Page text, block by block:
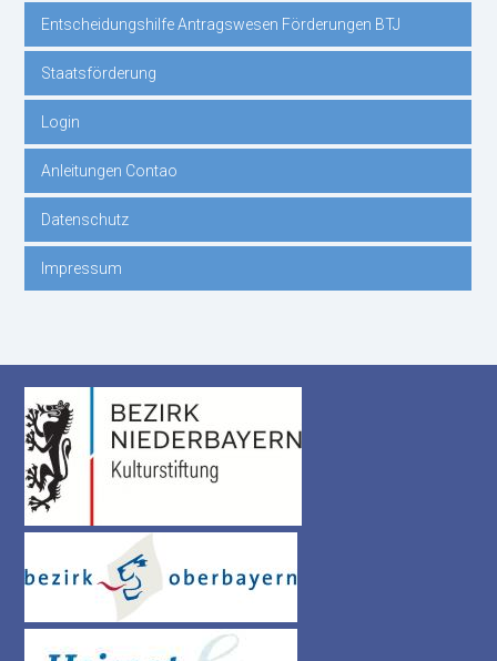
Entscheidungshilfe Antragswesen Förderungen BTJ
Staatsförderung
Login
Anleitungen Contao
Datenschutz
Impressum